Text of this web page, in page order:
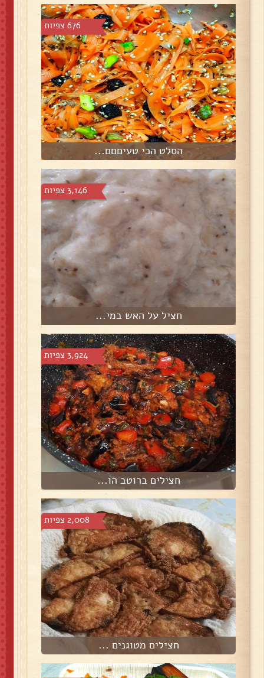
676 צפיות
הסלט הכי טעיםםם...
3,146 צפיות
חציל על האש במי...
3,924 צפיות
חצילים ברוטב הו...
2,008 צפיות
חצילים מטוגנים ...